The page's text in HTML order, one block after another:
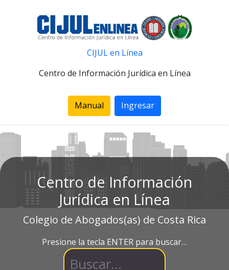
CIJUL en Línea
Centro de Información Jurídica en Línea
Manual Ingresar
Centro de Información
Jurídica en Línea
Colegio de Abogados(as) de Costa Rica
Presione la tecla ENTER para buscar…